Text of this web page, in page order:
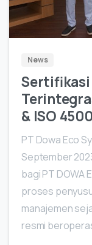
News
Sertifikasi
& ISO
PT Dowa Eco
September
bagi PT DOWA
proses
manajemen
resmi